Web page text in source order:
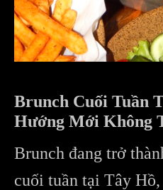
Brunch Cuối Tuần
Hướng Mới Không
Brunch đang trở
cuối tuần tại Tây